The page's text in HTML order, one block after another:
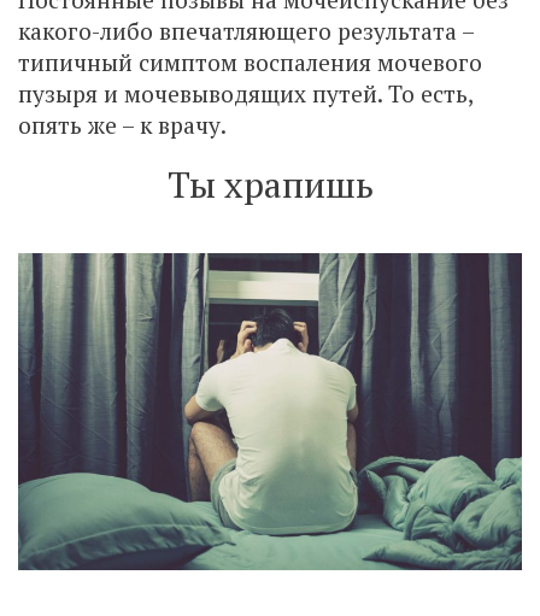
какого-либо впечатляющего результата –
типичный симптом воспаления мочевого
пузыря и мочевыводящих путей. То есть,
опять же – к врачу.
Ты храпишь